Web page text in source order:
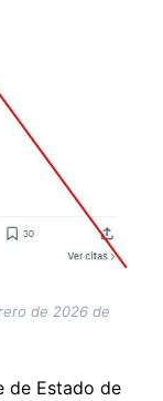
de 2026 de
de Estado de